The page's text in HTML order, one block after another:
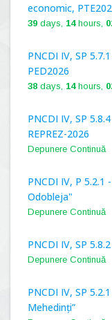
economic,
39 days, 14hours,
PNCDI IV, SP
PED2026
38 days, 14hours,
PNCDI IV, SP
REPREZ-2026
Depunere Continuă
PNCDI IV, P
Odobleja"
Depunere Continuă
PNCDI IV, SP
Depunere Continuă
PNCDI IV, SP
Mehedinți”